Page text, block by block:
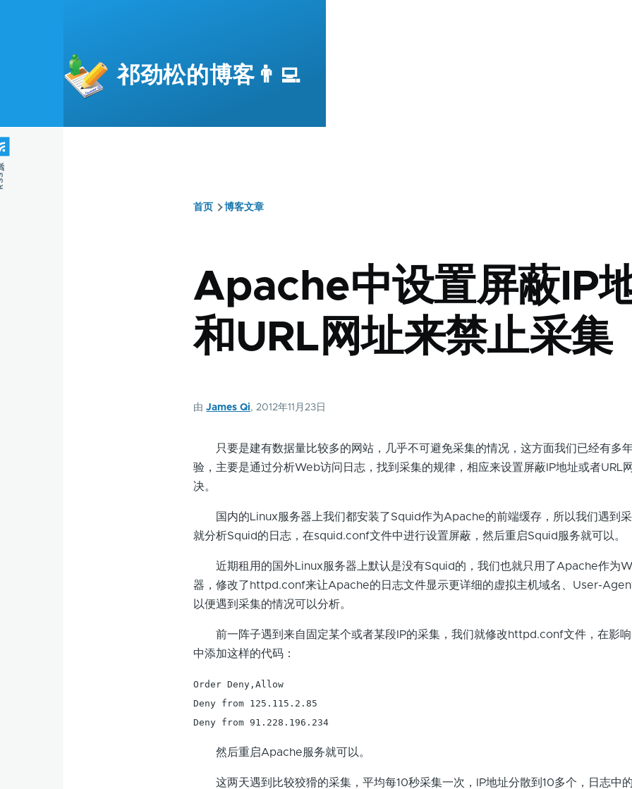
祁劲松的博客👨‍💻
屑
首页 博客文章
Apache中设置屏蔽IP
和URL网址来禁止采集
由James Qi, 2012年11月23日
只要是建有数据量比较多的网站，几乎不可避免采集的情况，这方面我们已经有多
验，主要是通过分析Web访问日志，找到采集的规律，相应来设置屏蔽IP地址或者URL
决。
国内的Linux服务器上我们都安装了Squid作为Apache的前端缓存，所以我们遇到
就分析Squid的日志，在squid.conf文件中进行设置屏蔽，然后重启Squid服务就可以。
近期租用的国外Linux服务器上默认是没有Squid的，我们也就只用了Apache作为
器，修改了httpd.conf来让Apache的日志文件显示更详细的虚拟主机域名、User-
以便遇到采集的情况可以分析。
前一阵子遇到来自固定某个或者某段IP的采集，我们就修改httpd.conf文件，在影响
中添加这样的代码：
Order Deny,Allow
Deny from 125.115.2.85
Deny from 91.228.196.234
然后重启Apache服务就可以。
这两天遇到比较狡猾的采集，平均每10秒采集一次，IP地址分散到10多个，日志中